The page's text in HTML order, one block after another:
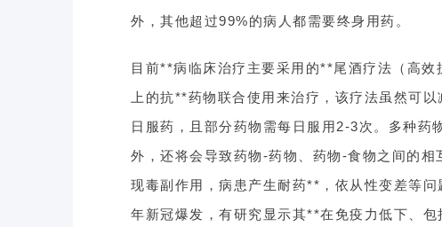
外，其他超过99%的病人都需要终身用药。
目前**病临床治疗主要采用的**尾酒疗法（高
上的抗**药物联合使用来治疗，该疗法虽然可
日服药，且部分药物需每日服用2-3次。多种药
外，还将会导致药物-药物、药物-食物之间的
现毒副作用，病患产生耐药**，依从性变差等
年新冠爆发，有研究显示其**在免疫力低下、